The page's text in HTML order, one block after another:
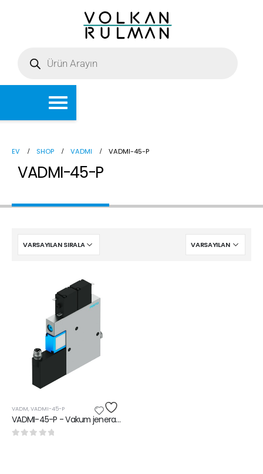
EV SHOP VADMI VADMI-45-P
VADMI-45-P
VADM,VADMI-45-P
VADMI-45-P - Vakum jeneratörü